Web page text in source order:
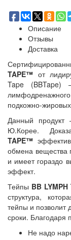
Описание
Отзывы
Доставка
TAPE™ от
Tape
подкожно-
Данный продукт
Ю.Корее.
TAPE™
обмена вещества
и имеет гораздо
эффект.
Тейпы BB
структура,
тейпы и позволит
сроки. Благодаря
Не надо